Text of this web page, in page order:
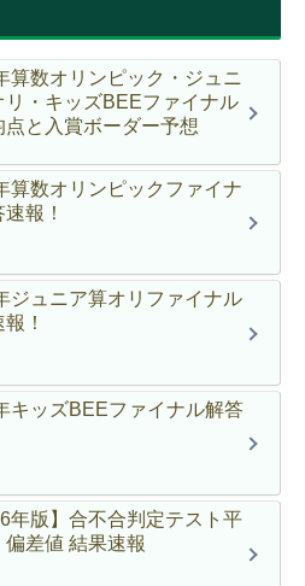
算数オリンピック・ジュニ
リ・キッズBEEファイナル
点と入賞ボーダー予想
算数オリンピックファイナ
報！
ジュニア算オリファイナル
！
キッズBEEファイナル解答
年版】合不合判定テスト平
偏差値 結果速報